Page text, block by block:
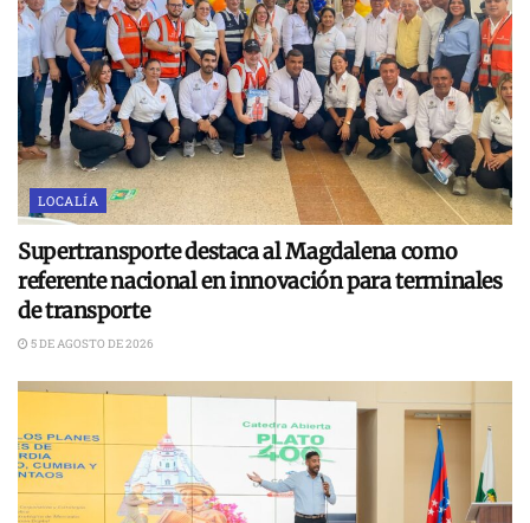
LOCALÍA
Supertransporte destaca al Magdalena como
referente nacional en innovación para terminales
de transporte
5 DE AGOSTO DE 2026